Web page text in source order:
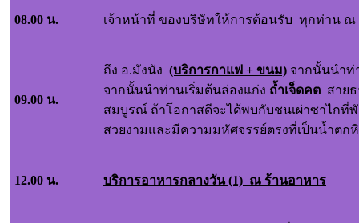
08.00 น. เจ้าหน้าที่ ของบริษัทให้การต้อนรับ ทุกท่าน
09.00 น.
ถึง อ.มังนัง (บริการกาแฟ + ขนม) จากนั้นนำท่
จากนั้นนำท่านเริ่มต้นล่องแก่ง ถ้ำเจ็ดคต สาย
สมบูรณ์ ถ้าโอกาสดีจะได้พบกับชนเผ่าซาไกที่
สวยงามและมีความมหัศจรรย์ตรงที่เป็นน้ำตก
12.00 น. บริการอาหารกลางวัน (1) ณ ร้านอาหาร